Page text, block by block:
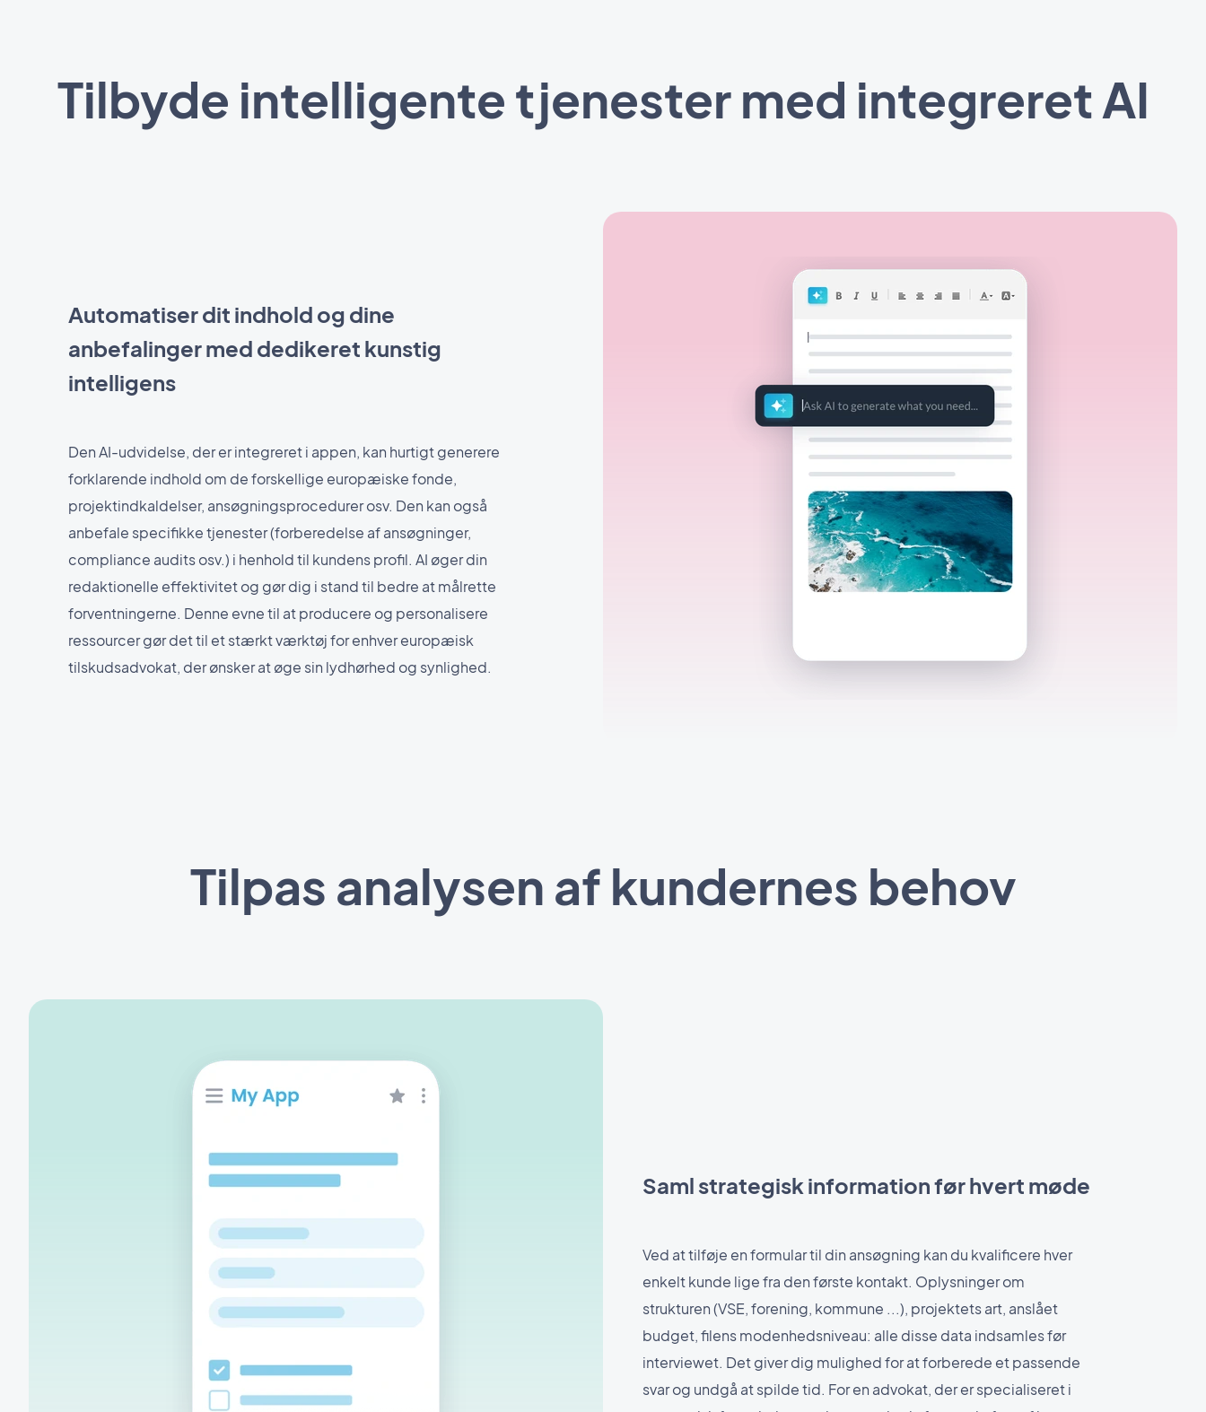
Tilbyde intelligente tjenester med integreret AI
Automatiser dit indhold og dine
anbefalinger med dedikeret kunstig
intelligens
Den AI-udvidelse, der er integreret i appen, kan hurtigt generere
forklarende indhold om de forskellige europæiske fonde,
projektindkaldelser, ansøgningsprocedurer osv. Den kan også
anbefale specifikke tjenester (forberedelse af ansøgninger,
compliance audits osv.) i henhold til kundens profil. AI øger din
redaktionelle effektivitet og gør dig i stand til bedre at målrette
forventningerne. Denne evne til at producere og personalisere
ressourcer gør det til et stærkt værktøj for enhver europæisk
tilskudsadvokat, der ønsker at øge sin lydhørhed og synlighed.
Tilpas analysen af kundernes behov
Saml strategisk information før hvert møde
Ved at tilføje en formular til din ansøgning kan du kvalificere hver
enkelt kunde lige fra den første kontakt. Oplysninger om
strukturen (VSE, forening, kommune ...), projektets art, anslået
budget, filens modenhedsniveau: alle disse data indsamles før
interviewet. Det giver dig mulighed for at forberede et passende
svar og undgå at spilde tid. For en advokat, der er specialiseret i